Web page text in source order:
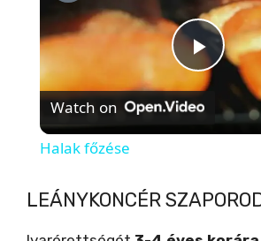
P
l
y
Watch on
Halak főzése
LEÁNYKONCÉR